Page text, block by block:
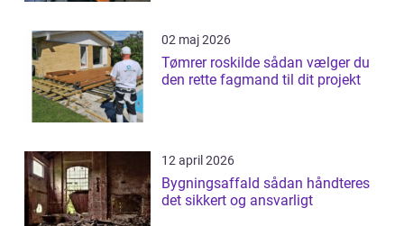
02 maj 2026
Tømrer roskilde sådan vælger du
den rette fagmand til dit projekt
12 april 2026
Bygningsaffald sådan håndteres
det sikkert og ansvarligt